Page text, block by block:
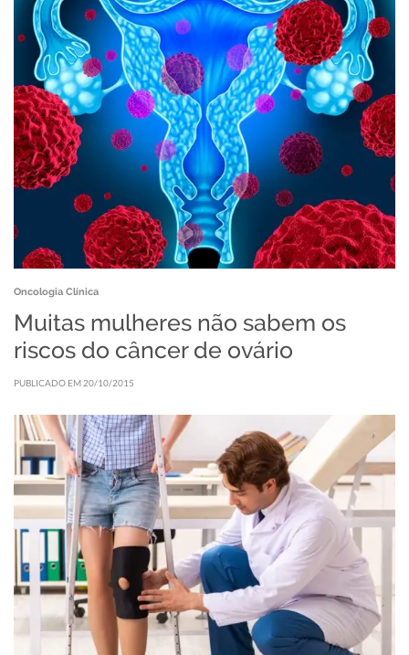
Oncologia Clínica
Muitas mulheres não sabem os
riscos do câncer de ovário
PUBLICADO EM 20/10/2015